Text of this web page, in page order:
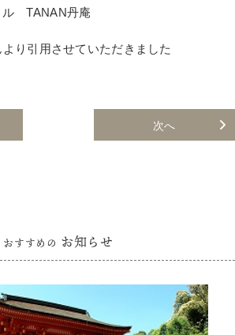
ル TANAN丹庵
り引用させていただきました
次へ
おすすめの お知らせ